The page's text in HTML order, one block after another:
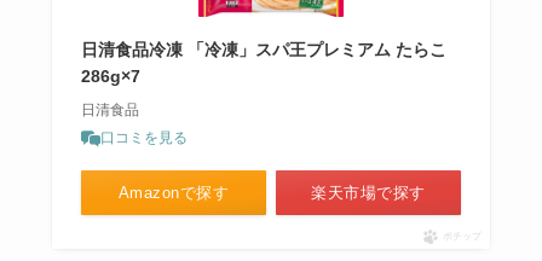
日清食品冷凍 「冷凍」スパ王プレミアム たらこ
286g×7
日清食品
口コミを見る
Amazonで探す 楽天市場で探す
ポチップ